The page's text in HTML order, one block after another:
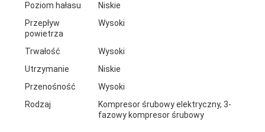
Poziom hałasu
Niskie
Przepływ
powietrza
Wysoki
Trwałość
Wysoki
Utrzymanie
Niskie
Przenośność
Wysoki
Rodzaj
Kompresor śrubowy elektryczny, 3-
fazowy kompresor śrubowy